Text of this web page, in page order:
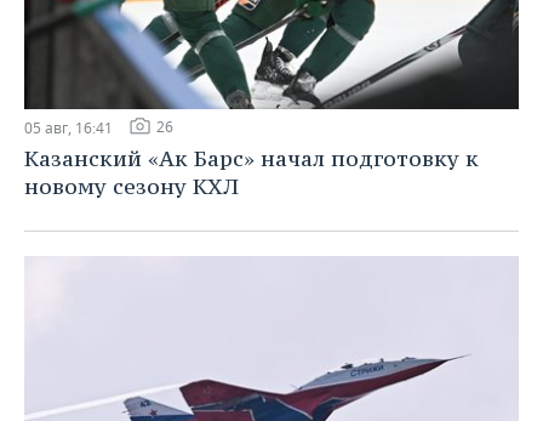
05 авг, 16:41 26
Казанский «Ак Барс» начал подготовку к
новому сезону КХЛ